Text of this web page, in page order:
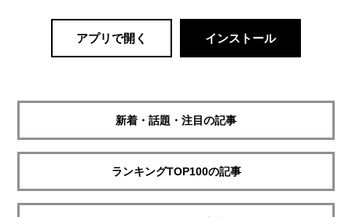
アプリで開く インストール
新着・話題・注目の記事
ランキングTOP100の記事